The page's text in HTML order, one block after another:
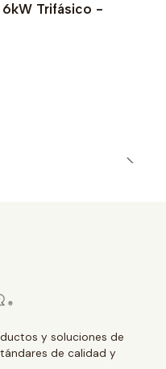
Trifásico -
y soluciones de
de calidad y